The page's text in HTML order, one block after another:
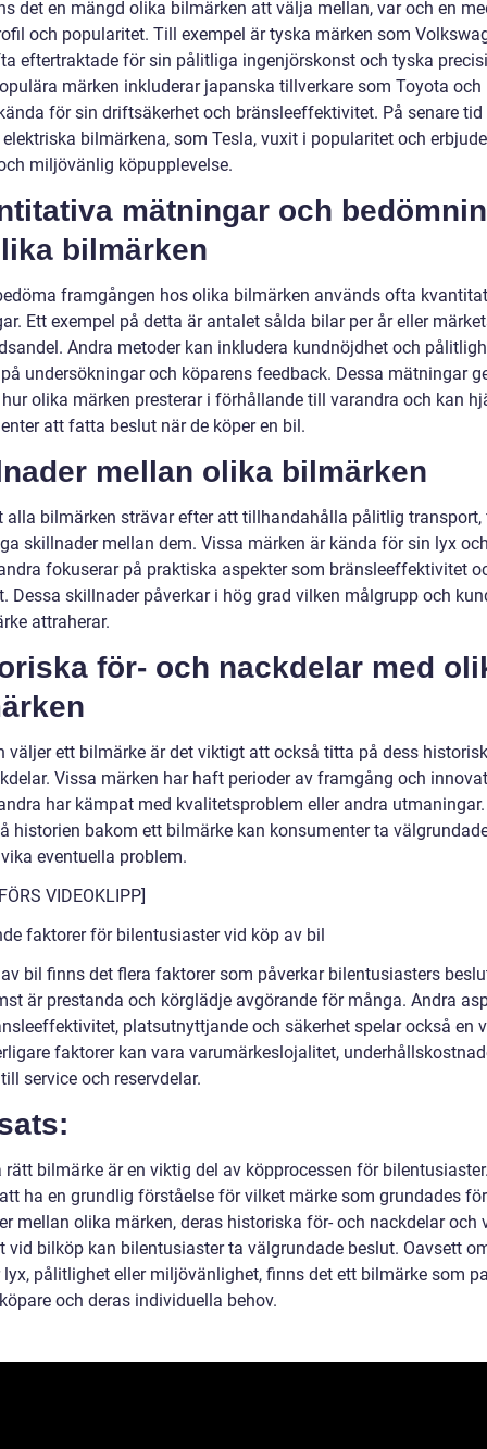
det en mängd olika bilmärken att välja mellan, var och en
och popularitet. Till exempel är tyska märken som
eftertraktade för sin pålitliga ingenjörskonst och tyska
märken inkluderar japanska tillverkare som Toyota och
för sin driftsäkerhet och bränsleeffektivitet. På senare tid
elektriska bilmärkena, som Tesla, vuxit i popularitet och
miljövänlig köpupplevelse.
mätningar och
bilmärken
framgången hos olika bilmärken används ofta
Ett exempel på detta är antalet sålda bilar per år eller
Andra metoder kan inkludera kundnöjdhet och
undersökningar och köparens feedback. Dessa mätningar
olika märken presterar i förhållande till varandra och kan
att fatta beslut när de köper en bil.
mellan olika bilmärken
alla bilmärken strävar efter att tillhandahålla pålitlig transport,
skillnader mellan dem. Vissa märken är kända för sin lyx
fokuserar på praktiska aspekter som bränsleeffektivitet
Dessa skillnader påverkar i hög grad vilken målgrupp och
attraherar.
för- och nackdelar med
väljer ett bilmärke är det viktigt att också titta på dess
Vissa märken har haft perioder av framgång och
har kämpat med kvalitetsproblem eller andra
historien bakom ett bilmärke kan konsumenter ta
eventuella problem.
VIDEOKLIPP]
faktorer för bilentusiaster vid köp av bil
bil finns det flera faktorer som påverkar bilentusiasters
är prestanda och körglädje avgörande för många. Andra
platsutnyttjande och säkerhet spelar också en
faktorer kan vara varumärkeslojalitet,
service och reservdelar.
rätt bilmärke är en viktig del av köpprocessen för
ha en grundlig förståelse för vilket märke som grundades
mellan olika märken, deras historiska för- och nackdelar och
vid bilköp kan bilentusiaster ta välgrundade beslut. Oavsett
lyx, pålitlighet eller miljövänlighet, finns det ett bilmärke som
och deras individuella behov.